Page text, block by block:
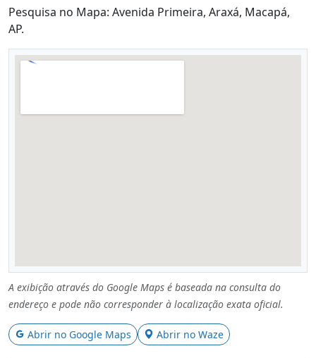
Pesquisa no Mapa: Avenida Primeira, Araxá, Macapá,
AP.
A exibição através do Google Maps é baseada na consulta do
endereço e pode não corresponder à localização exata oficial.
Abrir no Google Maps Abrir no Waze